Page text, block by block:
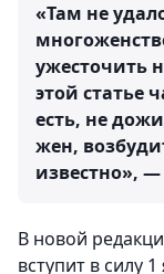
«Там не
ужесточить
этой статье
есть, не
жен,
известно»,
В новой
вступит в силу